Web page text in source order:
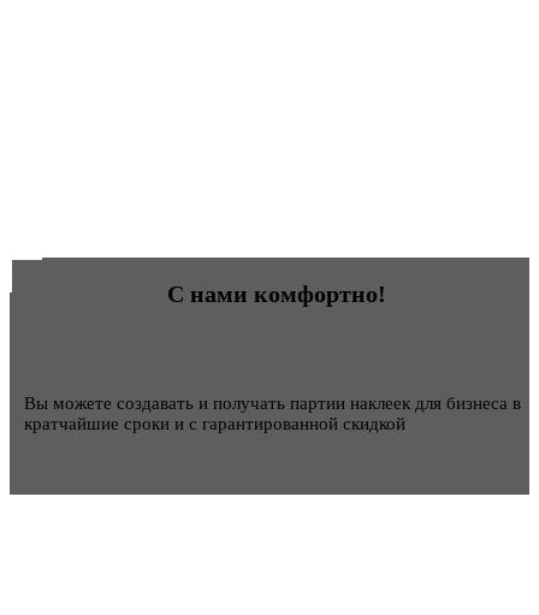
С нами комфортно!
Вы можете создавать и получать партии наклеек для бизнеса в
кратчайшие сроки и с гарантированной скидкой